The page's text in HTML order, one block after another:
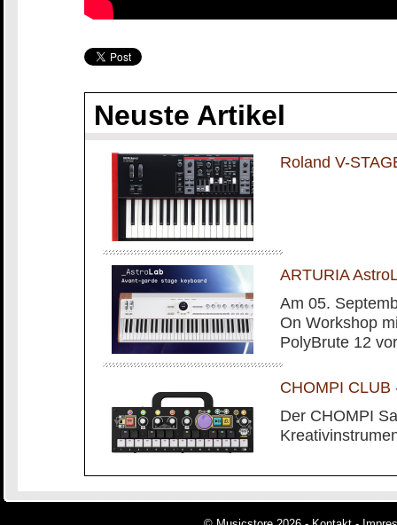
Neuste Artikel
Roland V-
ARTURIA
Am 05.
On Workshop
PolyBrute 12
CHOMPI CLUB
Der CHOMPI